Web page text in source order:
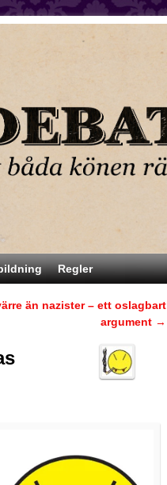
Regler
än nazister – ett oslagbart
argument →